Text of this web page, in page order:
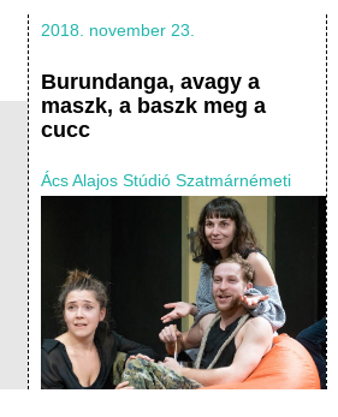
2018. november 23.
Burundanga, avagy a
maszk, a baszk meg a
cucc
Ács Alajos Stúdió Szatmárnémeti